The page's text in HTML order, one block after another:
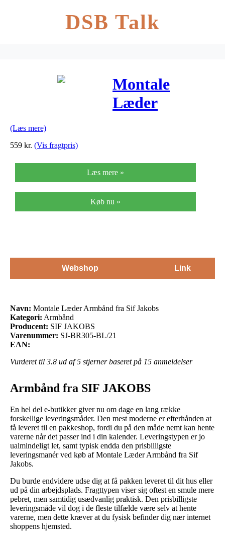
DSB Talk
Montale
Læder
(Læs mere)
559 kr. (Vis fragtpris)
Læs mere »
Køb nu »
Webshop Link
Navn: Montale Læder Armbånd fra Sif Jakobs
Kategori: Armbånd
Producent: SIF JAKOBS
Varenummer: SJ-BR305-BL/21
EAN:
Vurderet til 3.8 ud af 5 stjerner baseret på 15 anmeldelser
Armbånd fra SIF JAKOBS
En hel del e-butikker giver nu om dage en lang række
forskellige leveringsmåder. Den mest moderne er efterhånden at
få leveret til en pakkeshop, fordi du på den måde nemt kan hente
varerne når det passer ind i din kalender. Leveringstypen er jo
ualmindeligt let, samt typisk endda den prisbilligste
leveringsmanér ved køb af Montale Læder Armbånd fra Sif
Jakobs.
Du burde endvidere udse dig at få pakken leveret til dit hus eller
ud på din arbejdsplads. Fragttypen viser sig oftest en smule mere
pebret, men samtidig usædvanlig praktisk. Den prisbilligste
leveringsmåde vil dog i de fleste tilfælde være selv at hente
varerne, men dette kræver at du fysisk befinder dig nær internet
shoppens hjemsted.